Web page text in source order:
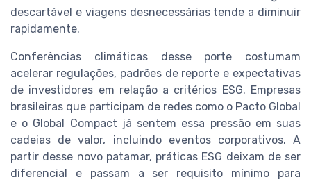
descartável e viagens desnecessárias tende a diminuir
rapidamente.
Conferências climáticas desse porte costumam
acelerar regulações, padrões de reporte e expectativas
de investidores em relação a critérios ESG. Empresas
brasileiras que participam de redes como o Pacto Global
e o Global Compact já sentem essa pressão em suas
cadeias de valor, incluindo eventos corporativos. A
partir desse novo patamar, práticas ESG deixam de ser
diferencial e passam a ser requisito mínimo para